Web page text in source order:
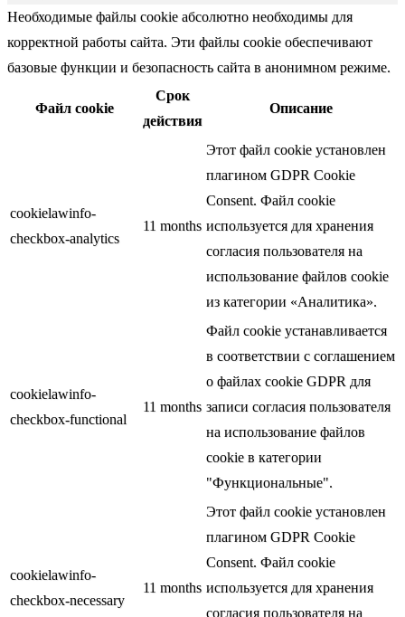
Необходимые файлы cookie абсолютно необходимы для
корректной работы сайта. Эти файлы cookie обеспечивают
базовые функции и безопасность сайта в анонимном режиме.
Файл cookie
Срок
действия
Описание
cookielawinfo-
checkbox-analytics
11 months
Этот файл cookie установлен
плагином GDPR Cookie
Consent. Файл cookie
используется для хранения
согласия пользователя на
использование файлов cookie
из категории «Аналитика».
cookielawinfo-
checkbox-functional
11 months
Файл cookie устанавливается
в соответствии с соглашением
о файлах cookie GDPR для
записи согласия пользователя
на использование файлов
cookie в категории
"Функциональные".
cookielawinfo-
checkbox-necessary
11 months
Этот файл cookie установлен
плагином GDPR Cookie
Consent. Файл cookie
используется для хранения
согласия пользователя на